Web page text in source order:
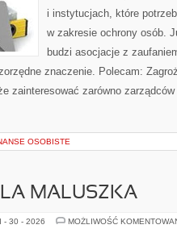
i instytucjach, które
w zakresie ochrony osób.
budzi asocjacje z
znaczenie. Polecam:
zainteresować zarówno
OSOBISTE
MALUSZKA
- 30 - 2026 MOŻLIWOŚĆ